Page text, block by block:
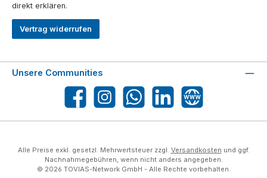
direkt erklären.
Vertrag widerrufen
Unsere Communities
FacebookInstagramWhatsAppLinkedIn Website
Alle Preise exkl. gesetzl. Mehrwertsteuer zzgl. Versandkosten und ggf.
Nachnahmegebühren, wenn nicht anders angegeben.
© 2026 TOVIAS-Network GmbH - Alle Rechte vorbehalten.